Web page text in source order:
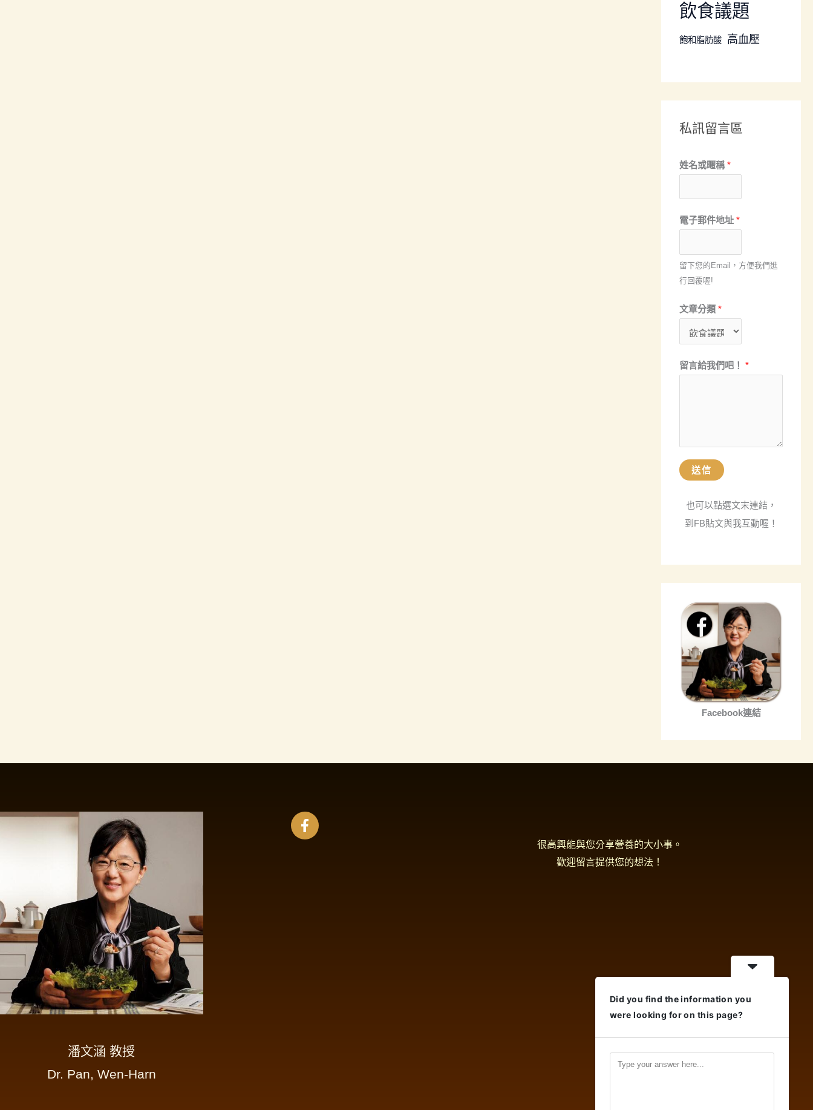
飲食議題
飽和脂肪酸 高血壓
私訊留言區
姓名或暱稱*
電
子
件
地
址
給
我
文
章
類
電子郵件地址*
留下您的Email，方便我們進
行回覆喔!
文章分類*
留言給我們吧！*
送信
也可以點選文末連結，
到FB貼文與我互動喔！
Facebook連結
潘文涵 教授
Dr. Pan, Wen-Harn
很高興能與您分享營養的大小事。
歡迎留言提供您的想法！
Did you find the information you
were looking for on this page?